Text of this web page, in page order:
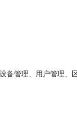
管理、用户管理、